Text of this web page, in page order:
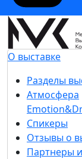
О выставке
Разделы
Атмосфера
Спикеры
Отзывы о
Партнеры и